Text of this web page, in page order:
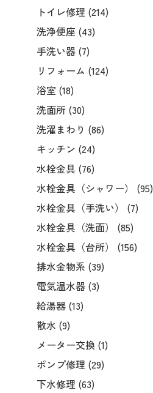
トイレ修理 (214)
洗浄便座 (43)
手洗い器 (7)
リフォーム (124)
浴室 (18)
洗面所 (30)
洗濯まわり (86)
キッチン (24)
水栓金具 (76)
水栓金具（シャワー） (95)
水栓金具（手洗い） (7)
水栓金具（洗面） (85)
水栓金具（台所） (156)
排水金物系 (39)
電気温水器 (3)
給湯器 (13)
散水 (9)
メーター交換 (1)
ポンプ修理 (29)
下水修理 (63)